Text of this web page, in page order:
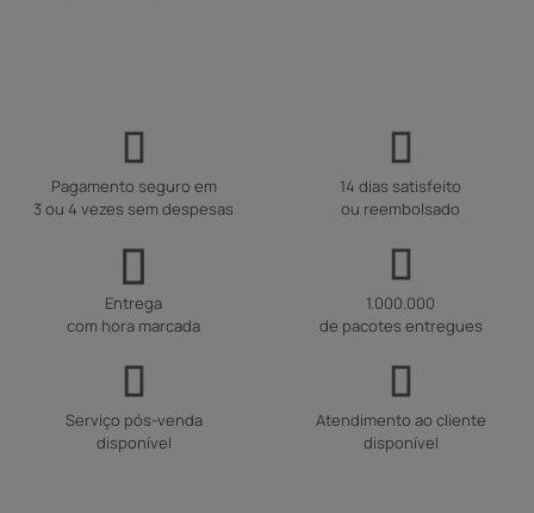
Pagamento seguro em
3 ou 4 vezes sem despesas
14 dias satisfeito
ou reembolsado
Entrega
com hora marcada
1.000.000
de pacotes entregues
Serviço pós-venda
disponível
Atendimento ao cliente
disponível